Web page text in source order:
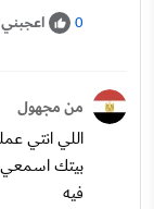
0 اعجبني
من مجهول
اللي انتي
بيتك
فيه